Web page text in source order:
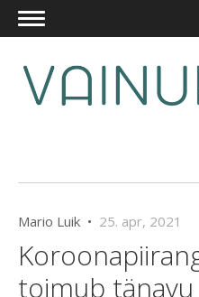
Mario Luik • 25. apr, 2021
toimub